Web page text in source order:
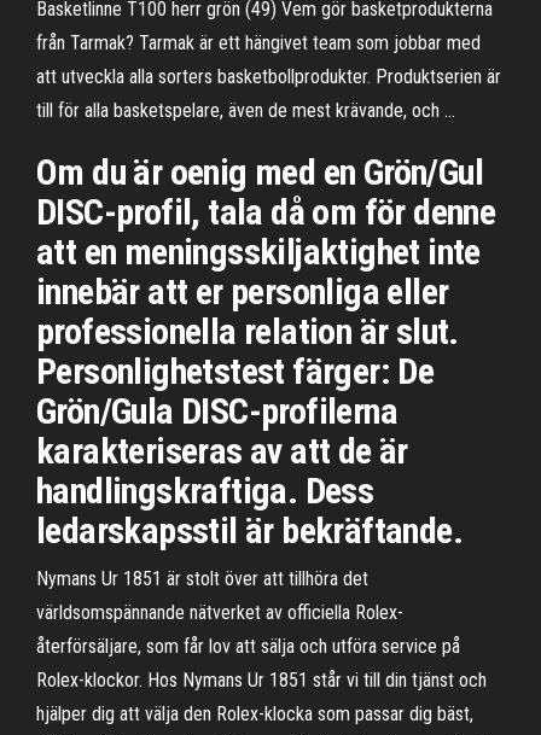
Basketlinne T100 herr grön (49) Vem gör basketprodukterna
från Tarmak? Tarmak är ett hängivet team som jobbar med
att utveckla alla sorters basketbollprodukter. Produktserien är
till för alla basketspelare, även de mest krävande, och …
Om du är oenig med en Grön/Gul
DISC-profil, tala då om för denne
att en meningsskiljaktighet inte
innebär att er personliga eller
professionella relation är slut.
Personlighetstest färger: De
Grön/Gula DISC-profilerna
karakteriseras av att de är
handlingskraftiga. Dess
ledarskapsstil är bekräftande.
Nymans Ur 1851 är stolt över att tillhöra det
världsomspännande nätverket av officiella Rolex-
återförsäljare, som får lov att sälja och utföra service på
Rolex-klockor. Hos Nymans Ur 1851 står vi till din tjänst och
hjälper dig att välja den Rolex-klocka som passar dig bäst,